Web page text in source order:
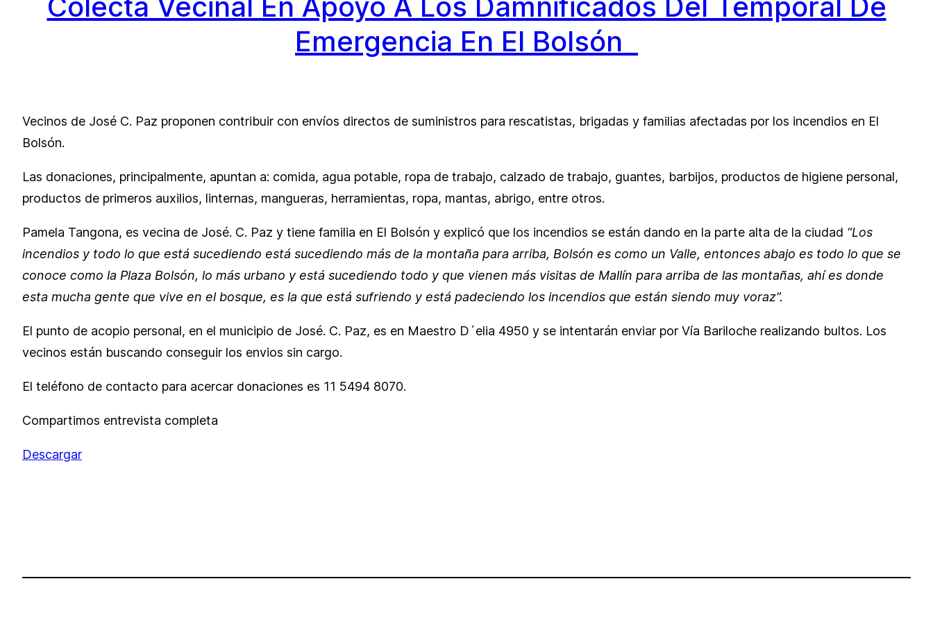
Emergencia En El Bolsón
Vecinos de José C. Paz proponen contribuir con envíos directos de suministros para rescatistas, brigadas y familias afectadas por los incendios en El
Bolsón.
Las donaciones, principalmente, apuntan a: comida, agua potable, ropa de trabajo, calzado de trabajo, guantes, barbijos, productos de higiene personal,
productos de primeros auxilios, linternas, mangueras, herramientas, ropa, mantas, abrigo, entre otros.
Pamela Tangona, es vecina de José. C. Paz y tiene familia en El Bolsón y explicó que los incendios se están dando en la parte alta de la ciudad “Los
incendios y todo lo que está sucediendo está sucediendo más de la montaña para arriba, Bolsón es como un Valle, entonces abajo es todo lo que se
conoce como la Plaza Bolsón, lo más urbano y está sucediendo todo y que vienen más visitas de Mallín para arriba de las montañas, ahí es donde
esta mucha gente que vive en el bosque, es la que está sufriendo y está padeciendo los incendios que están siendo muy voraz”.
El punto de acopio personal, en el municipio de José. C. Paz, es en Maestro D´elia 4950 y se intentarán enviar por Vía Bariloche realizando bultos. Los
vecinos están buscando conseguir los envios sin cargo.
El teléfono de contacto para acercar donaciones es 11 5494 8070.
Compartimos entrevista completa
Descargar